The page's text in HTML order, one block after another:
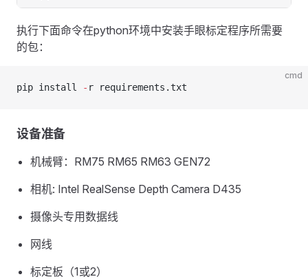
执行下面命令在python环境中安装手眼标定程序所需要
的包：
cmd
pip install - r requirements.txt
设备准备
机械臂：RM75 RM65 RM63 GEN72
相机: Intel RealSense Depth Camera D435
摄像头专用数据线
网线
标定板（1或2）